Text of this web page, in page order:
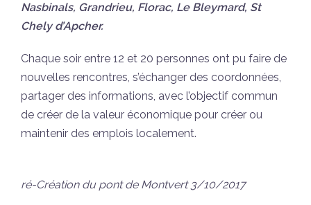
Nasbinals, Grandrieu, Florac, Le Bleymard, St
Chely d’Apcher.
Chaque soir entre 12 et 20 personnes ont pu faire de
nouvelles rencontres, s’échanger des coordonnées,
partager des informations, avec l’objectif commun
de créer de la valeur économique pour créer ou
maintenir des emplois localement.
ré-Création du pont de Montvert 3/10/2017